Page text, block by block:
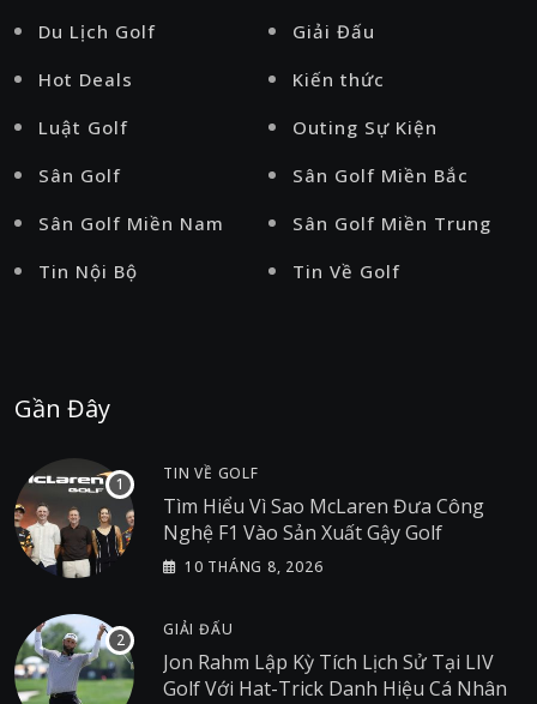
Du Lịch Golf
Giải Đấu
Hot Deals
Kiến thức
Luật Golf
Outing Sự Kiện
Sân Golf
Sân Golf Miền Bắc
Sân Golf Miền Nam
Sân Golf Miền Trung
Tin Nội Bộ
Tin Về Golf
Gần Đây
TIN VỀ GOLF
Tìm Hiểu Vì Sao McLaren Đưa Công
Nghệ F1 Vào Sản Xuất Gậy Golf
10 THÁNG 8, 2026
GIẢI ĐẤU
Jon Rahm Lập Kỳ Tích Lịch Sử Tại LIV
Golf Với Hat-Trick Danh Hiệu Cá Nhân